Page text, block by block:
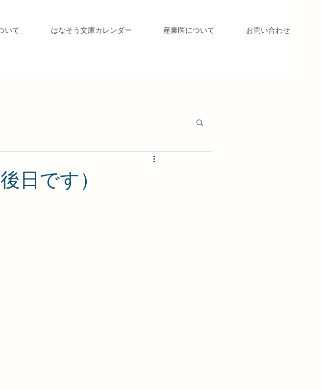
いて はなそう文庫カレンダー 産業医について お問い合わせ
日です）